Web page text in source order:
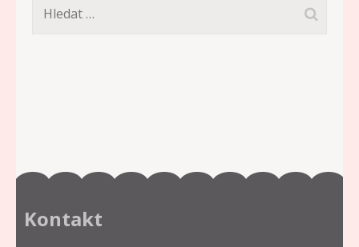
Vyhledávání
Kontakt